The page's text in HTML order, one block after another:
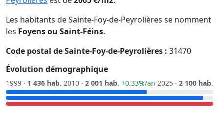
Les habitants de Sainte-Foy-de-Peyrolières se nomment
les Foyens ou Saint-Féins.
Code postal de Sainte-Foy-de-Peyrolières : 31470
Évolution démographique
1999 · 1 436 hab. 2010 · 2 001 hab. +0.33%/an 2025 · 2 100 hab.